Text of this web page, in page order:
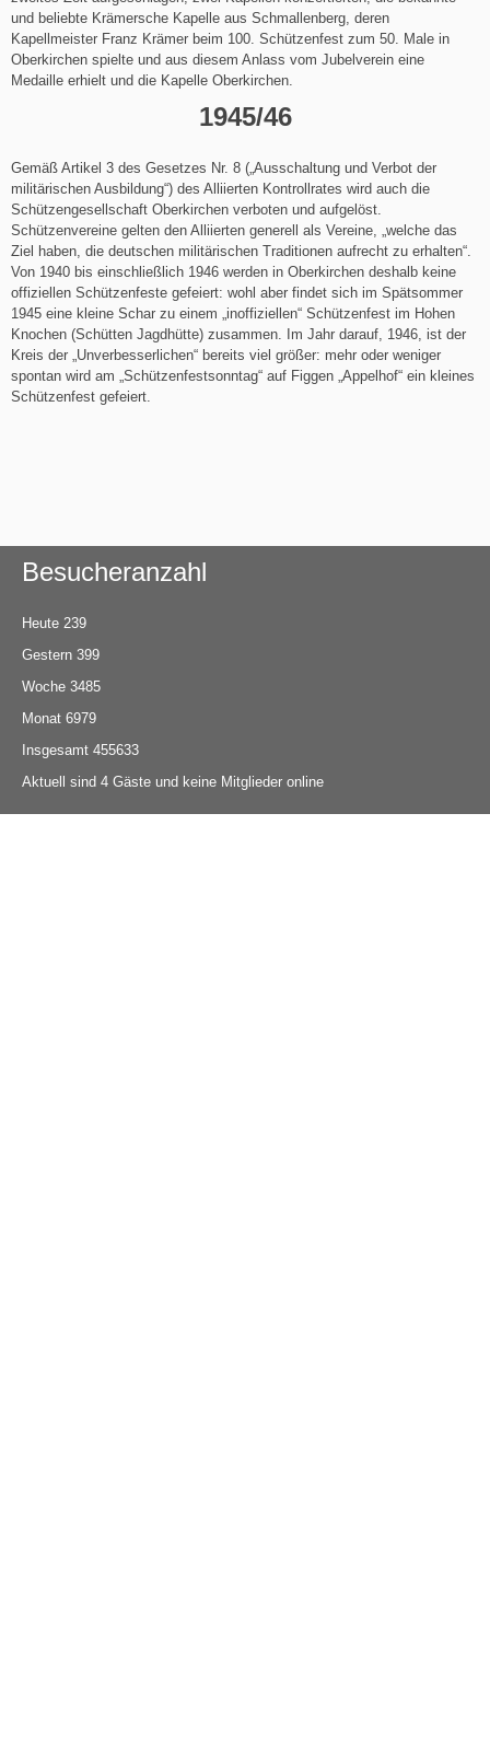
und beliebte Krämersche Kapelle aus Schmallenberg, deren
Kapellmeister Franz Krämer beim 100. Schützenfest zum 50. Male in
Oberkirchen spielte und aus diesem Anlass vom Jubelverein eine
Medaille erhielt und die Kapelle Oberkirchen.
1945/46
Gemäß Artikel 3 des Gesetzes Nr. 8 („Ausschaltung und Verbot der
militärischen Ausbildung“) des Alliierten Kontrollrates wird auch die
Schützengesellschaft Oberkirchen verboten und aufgelöst.
Schützenvereine gelten den Alliierten generell als Vereine, „welche das
Ziel haben, die deutschen militärischen Traditionen aufrecht zu erhalten“.
Von 1940 bis einschließlich 1946 werden in Oberkirchen deshalb keine
offiziellen Schützenfeste gefeiert: wohl aber findet sich im Spätsommer
1945 eine kleine Schar zu einem „inoffiziellen“ Schützenfest im Hohen
Knochen (Schütten Jagdhütte) zusammen. Im Jahr darauf, 1946, ist der
Kreis der „Unverbesserlichen“ bereits viel größer: mehr oder weniger
spontan wird am „Schützenfestsonntag“ auf Figgen „Appelhof“ ein kleines
Schützenfest gefeiert.
Besucheranzahl
Heute 239
Gestern 399
Woche 3485
Monat 6979
Insgesamt 455633
Aktuell sind 4 Gäste und keine Mitglieder online